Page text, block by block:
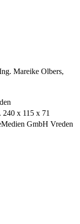
Mareike Olbers,
x 115 x 71
GmbH Vreden